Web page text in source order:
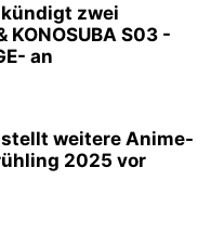
zwei
KONOSUBA S03 -
an
weitere Anime-
2025 vor